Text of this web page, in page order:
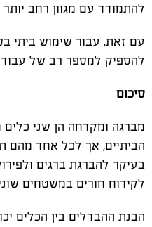
להתמודד עם מגוון רחב
עם זאת, עבור שימוש ביתי
להספיק למספר רב של
סיכום
מברגה ומקדחה הן שני כלים
הביתיים, אך לכל אחד מהם
בעיקר להברגת ברגים
לקידוח חורים במשטחים
הבנת ההבדלים בין הכלים